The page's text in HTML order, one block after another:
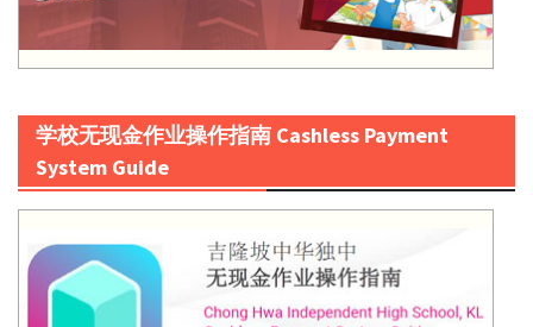
学校无现金作业操作指南 Cashless Payment
System Guide